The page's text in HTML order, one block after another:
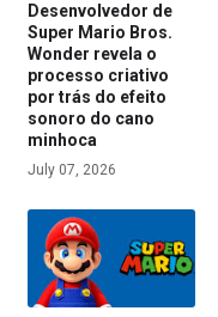
Desenvolvedor de
Super Mario Bros.
Wonder revela o
processo criativo
por trás do efeito
sonoro do cano
minhoca
July 07, 2026